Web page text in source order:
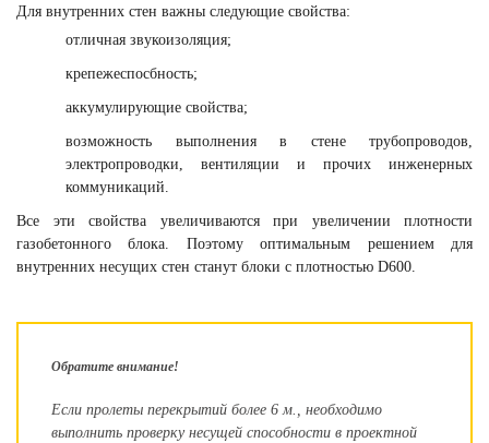
Для внутренних стен важны следующие свойства:
отличная звукоизоляция;
крепежеспосбность;
аккумулирующие свойства;
возможность выполнения в стене трубопроводов,
электропроводки, вентиляции и прочих инженерных
коммуникаций.
Все эти свойства увеличиваются при увеличении плотности
газобетонного блока. Поэтому оптимальным решением для
внутренних несущих стен станут блоки с плотностью D600.
Обратите внимание!
Если пролеты перекрытий более 6 м., необходимо
выполнить проверку несущей способности в проектной